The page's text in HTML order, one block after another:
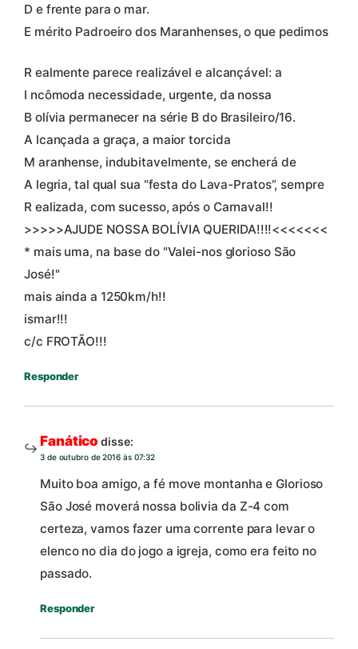
D e frente para o mar.
E mérito Padroeiro dos Maranhenses, o que pedimos
R ealmente parece realizável e alcançável: a
I ncômoda necessidade, urgente, da nossa
B olívia permanecer na série B do Brasileiro/16.
A lcançada a graça, a maior torcida
M aranhense, indubitavelmente, se encherá de
A legria, tal qual sua “festa do Lava-Pratos”, sempre
R ealizada, com sucesso, após o Carnaval!!
>>>>>AJUDE NOSSA BOLÍVIA QUERIDA!!!!<<<<<<<
* mais uma, na base do "Valei-nos glorioso São
José!"
mais ainda a 1250km/h!!
ismar!!!
c/c FROTÃO!!!
Responder
Fanático disse:
3 de outubro de 2016 às 07:32
Muito boa amigo, a fé move montanha e Glorioso
São José moverá nossa bolivia da Z-4 com
certeza, vamos fazer uma corrente para levar o
elenco no dia do jogo a igreja, como era feito no
passado.
Responder